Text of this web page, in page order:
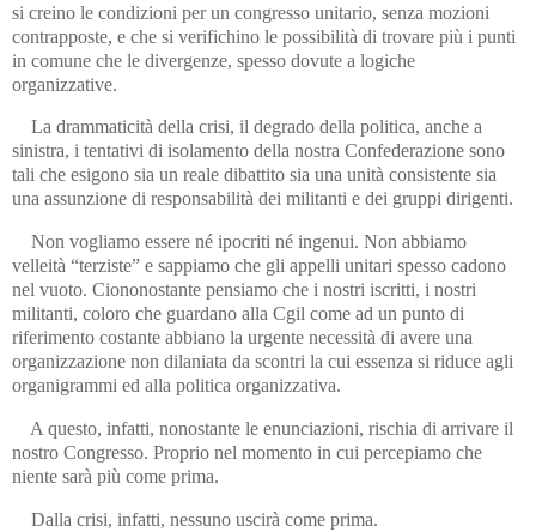
si creino le condizioni per un congresso unitario, senza mozioni
contrapposte, e che si verifichino le possibilità di trovare più i punti
in comune che le divergenze, spesso dovute a logiche
organizzative.
La drammaticità della crisi, il degrado della politica, anche a
sinistra, i tentativi di isolamento della nostra Confederazione sono
tali che esigono sia un reale dibattito sia una unità consistente sia
una assunzione di responsabilità dei militanti e dei gruppi dirigenti.
Non vogliamo essere né ipocriti né ingenui. Non abbiamo
velleità “terziste” e sappiamo che gli appelli unitari spesso cadono
nel vuoto. Ciononostante pensiamo che i nostri iscritti, i nostri
militanti, coloro che guardano alla Cgil come ad un punto di
riferimento costante abbiano la urgente necessità di avere una
organizzazione non dilaniata da scontri la cui essenza si riduce agli
organigrammi ed alla politica organizzativa.
A questo, infatti, nonostante le enunciazioni, rischia di arrivare il
nostro Congresso. Proprio nel momento in cui percepiamo che
niente sarà più come prima.
Dalla crisi, infatti, nessuno uscirà come prima.